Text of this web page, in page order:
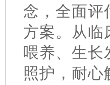
念，全面评
方案。从临
喂养、生长
照护，耐心